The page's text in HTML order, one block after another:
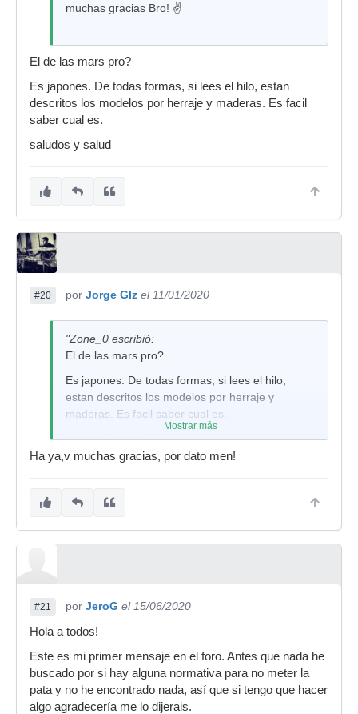
muchas gracias Bro! ✌️
El de las mars pro?
Es japones. De todas formas, si lees el hilo, estan
descritos los modelos por herraje y maderas. Es facil
saber cual es.
saludos y salud
#20 por Jorge Glz el 11/01/2020
"Zone_0 escribió:
El de las mars pro?
Es japones. De todas formas, si lees el hilo,
estan descritos los modelos por herraje y
maderas. Es facil saber cual es.
saludos y salud
Mostrar más
Ha ya,v muchas gracias, por dato men!
#21 por JeroG el 15/06/2020
Hola a todos!
Este es mi primer mensaje en el foro. Antes que nada he
buscado por si hay alguna normativa para no meter la
pata y no he encontrado nada, así que si tengo que hacer
algo agradecería me lo dijerais.